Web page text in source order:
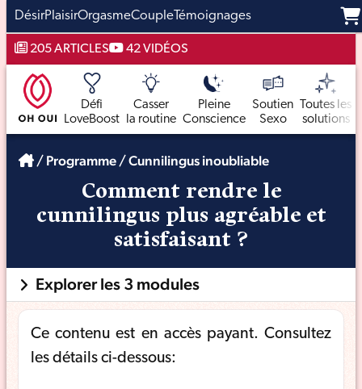
Aller
au
contenu
DésirPlaisirOrgasmeCouple Témoignages
205 ARTICLES 42 VIDÉOS
Défi
LoveBoost
Casser
la routine
Pleine
Conscience
Soutien
Sexo
Toutes les
solutions
/ Programme /Cunnilingus inoubliable
Comment rendre le
cunnilingus plus agréable et
satisfaisant ?
Explorer les 3 modules
Ce contenu est en accès payant. Consultez
les détails ci-dessous: